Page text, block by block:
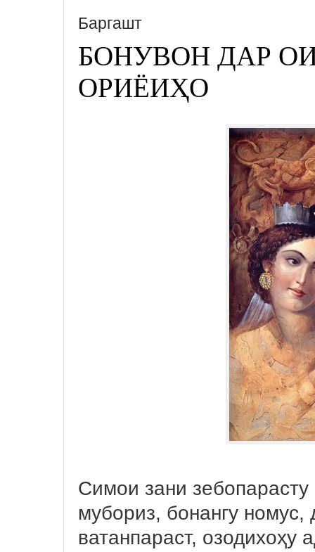
Баргашт
БОНУВОН ДАР
ОРИЁИҲО
Симои зани
мубориз, бонангу
ватанпараст, озодихоҳу